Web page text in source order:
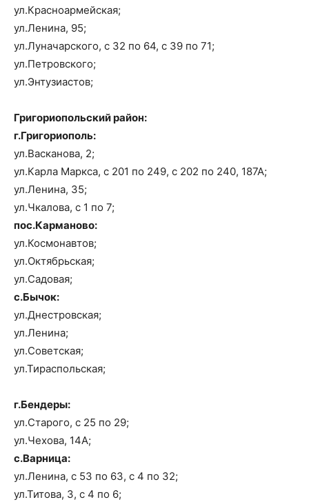
ул.Красноармейская;
ул.Ленина, 95;
ул.Луначарского, с 32 по 64, с 39 по 71;
ул.Петровского;
ул.Энтузиастов;
Григориопольский район:
г.Григориополь:
ул.Васканова, 2;
ул.Карла Маркса, с 201 по 249, с 202 по 240, 187А;
ул.Ленина, 35;
ул.Чкалова, с 1 по 7;
пос.Карманово:
ул.Космонавтов;
ул.Октябрьская;
ул.Садовая;
с.Бычок:
ул.Днестровская;
ул.Ленина;
ул.Советская;
ул.Тираспольская;
г.Бендеры:
ул.Старого, с 25 по 29;
ул.Чехова, 14А;
с.Варница:
ул.Ленина, с 53 по 63, с 4 по 32;
ул.Титова, 3, с 4 по 6;